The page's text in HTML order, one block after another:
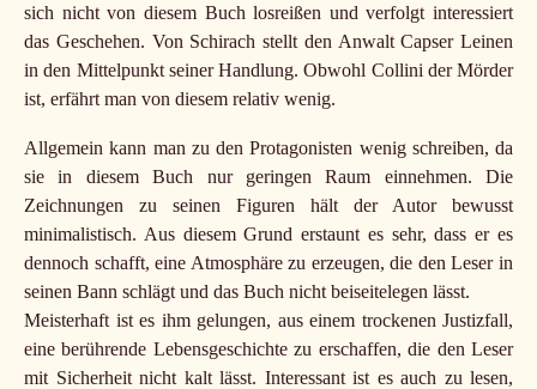
sich nicht von diesem Buch losreißen und verfolgt interessiert
das Geschehen. Von Schirach stellt den Anwalt Capser Leinen
in den Mittelpunkt seiner Handlung. Obwohl Collini der Mörder
ist, erfährt man von diesem relativ wenig.
Allgemein kann man zu den Protagonisten wenig schreiben, da
sie in diesem Buch nur geringen Raum einnehmen. Die
Zeichnungen zu seinen Figuren hält der Autor bewusst
minimalistisch. Aus diesem Grund erstaunt es sehr, dass er es
dennoch schafft, eine Atmosphäre zu erzeugen, die den Leser in
seinen Bann schlägt und das Buch nicht beiseitelegen lässt.
Meisterhaft ist es ihm gelungen, aus einem trockenen Justizfall,
eine berührende Lebensgeschichte zu erschaffen, die den Leser
mit Sicherheit nicht kalt lässt. Interessant ist es auch zu lesen,